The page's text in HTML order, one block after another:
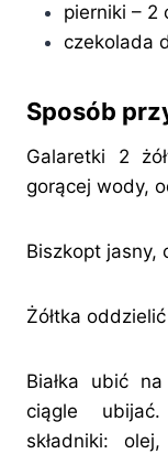
pierniki – 2
czekolada
Sposób
Galaretki 2
gorącej wody,
Biszkopt jasny,
Żółtka
Białka ubić
ciągle
składniki: